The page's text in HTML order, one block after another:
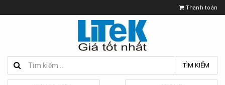
Thanh toán
TÌM KIẾM